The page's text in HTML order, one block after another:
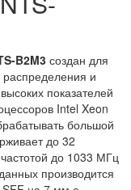
B2M3 создан для
и
показателей
Intel Xeon
большой
до 32
до 1033 МГц
производится